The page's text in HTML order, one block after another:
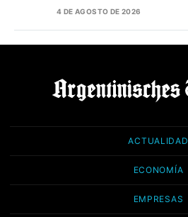
4 DE AGOSTO DE 2026
ACTUALIDAD
ECONOMÍA
EMPRESAS